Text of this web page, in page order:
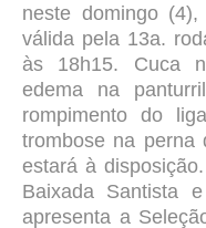
neste domingo
válida pela 13a.
às 18h15. Cuca
edema na
rompimento do
trombose na perna
estará à
Baixada Santista
apresenta a